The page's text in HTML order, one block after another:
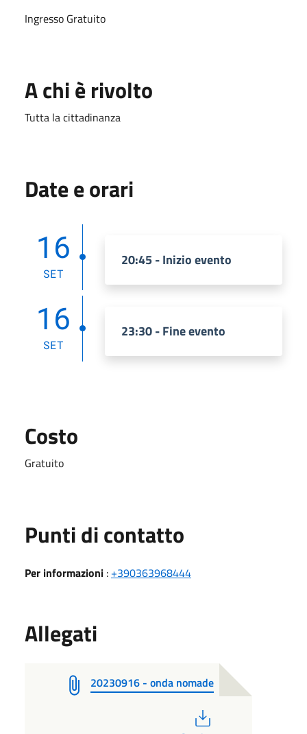
Ingresso Gratuito
A chi è rivolto
Tutta la cittadinanza
Date e orari
16
SET
20:45 - Inizio evento
16
SET
23:30 - Fine evento
Costo
Gratuito
Punti di contatto
Per informazioni : +390363968444
Allegati
20230916 - onda nomade